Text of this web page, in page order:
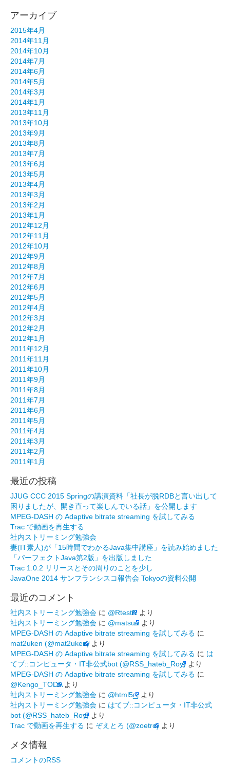
アーカイブ
2015年4月
2014年11月
2014年10月
2014年7月
2014年6月
2014年5月
2014年3月
2014年1月
2013年11月
2013年10月
2013年9月
2013年8月
2013年7月
2013年6月
2013年5月
2013年4月
2013年3月
2013年2月
2013年1月
2012年12月
2012年11月
2012年10月
2012年9月
2012年8月
2012年7月
2012年6月
2012年5月
2012年4月
2012年3月
2012年2月
2012年1月
2011年12月
2011年11月
2011年10月
2011年9月
2011年8月
2011年7月
2011年6月
2011年5月
2011年4月
2011年3月
2011年2月
2011年1月
最近の投稿
JJUG CCC 2015 Springの講演資料「社長が脱RDBと言い出して
困りましたが、開き直って楽しんでいる話」を公開します
MPEG-DASH の Adaptive bitrate streaming を試してみる
Trac で動画を再生する
社内ストリーミング勉強会
妻(IT素人)が「15時間でわかるJava集中講座」を読み始めました
「パーフェクトJava第2版」を出版しました
Trac 1.0.2 リリースとその周りのことを少し
JavaOne 2014 サンフランシスコ報告会 Tokyoの資料公開
最近のコメント
社内ストリーミング勉強会 に @RtestR より
社内ストリーミング勉強会 に @matsuu より
MPEG-DASH の Adaptive bitrate streaming を試してみる に
mat2uken (@mat2uken) より
MPEG-DASH の Adaptive bitrate streaming を試してみる に は
てブ::コンピュータ・IT非公式bot (@RSS_hateb_Roy) より
MPEG-DASH の Adaptive bitrate streaming を試してみる に
@Kengo_TODAより
社内ストリーミング勉強会 に @html5_j より
社内ストリーミング勉強会 に はてブ::コンピュータ・IT非公式
bot (@RSS_hateb_Roy) より
Trac で動画を再生する に ぞえとろ (@zoetro) より
メタ情報
コメントのRSS